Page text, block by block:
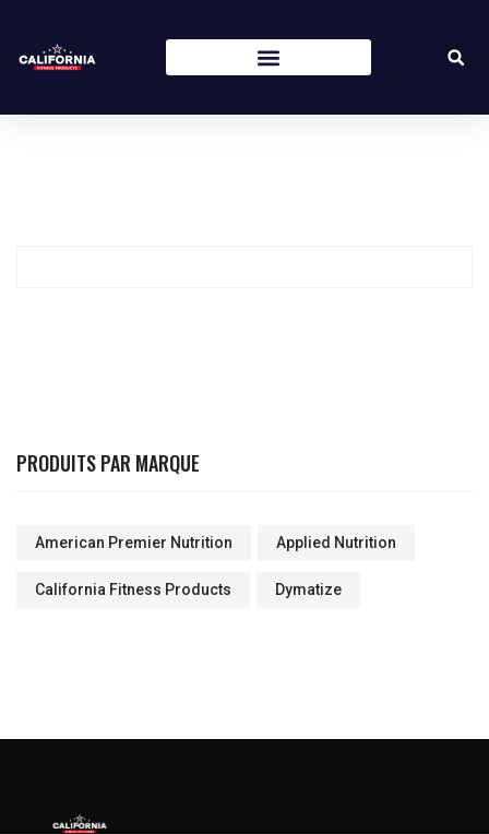
PRODUITS PAR MARQUE
American Premier Nutrition Applied Nutrition
California Fitness Products Dymatize